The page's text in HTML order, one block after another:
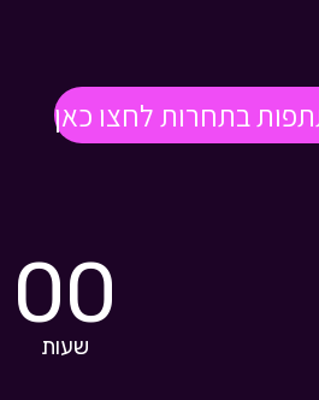
בתחרות לחצו כאן
00
שעות